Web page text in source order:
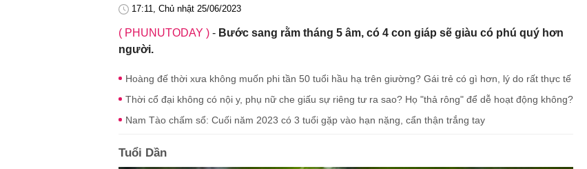
17:11, Chủ nhật 25/06/2023
( PHUNUTODAY ) - Bước sang rằm tháng 5 âm, có 4 con giáp sẽ giàu có phú quý hơn
người.
Hoàng đế thời xưa không muốn phi tần 50 tuổi hầu hạ trên giường? Gái trẻ có gì hơn, lý do rất thực tế
Thời cổ đại không có nội y, phụ nữ che giấu sự riêng tư ra sao? Họ "thả rông" để dễ hoạt động không?
Nam Tào chấm sổ: Cuối năm 2023 có 3 tuổi gặp vào hạn nặng, cẩn thận trắng tay
Tuổi Dần